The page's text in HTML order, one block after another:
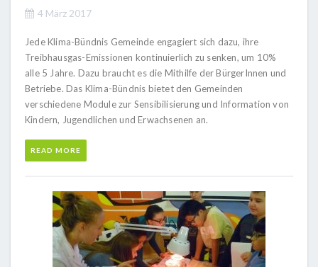
4 März 2017
Jede Klima-Bündnis Gemeinde engagiert sich dazu, ihre
Treibhausgas-Emissionen kontinuierlich zu senken, um 10%
alle 5 Jahre. Dazu braucht es die Mithilfe der BürgerInnen und
Betriebe. Das Klima-Bündnis bietet den Gemeinden
verschiedene Module zur Sensibilisierung und Information von
Kindern, Jugendlichen und Erwachsenen an.
READ MORE